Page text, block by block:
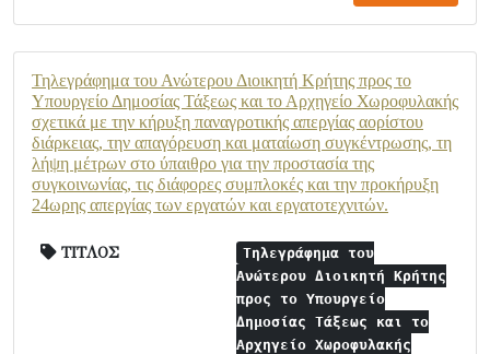
Τηλεγράφημα του Ανώτερου Διοικητή Κρήτης προς το
Υπουργείο Δημοσίας Τάξεως και το Αρχηγείο Χωροφυλακής
σχετικά με την κήρυξη παναγροτικής απεργίας αορίστου
διάρκειας, την απαγόρευση και ματαίωση συγκέντρωσης, τη
λήψη μέτρων στο ύπαιθρο για την προστασία της
συγκοινωνίας, τις διάφορες συμπλοκές και την προκήρυξη
24ωρης απεργίας των εργατών και εργατοτεχνιτών.
ΤΙΤΛΟΣ
Τηλεγράφημα του
Ανώτερου Διοικητή Κρήτης
προς το Υπουργείο
Δημοσίας Τάξεως και το
Αρχηγείο Χωροφυλακής